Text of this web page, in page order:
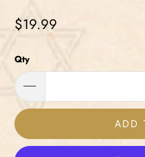
$19.99
Qty
ADD